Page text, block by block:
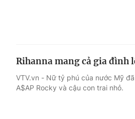
Rihanna mang cả gia đình
VTV.vn - Nữ tỷ phú của nước Mỹ
A$AP Rocky và cậu con trai nhỏ.